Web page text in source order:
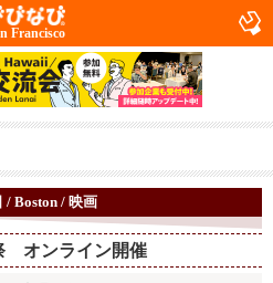
Francisco
/ Boston / 映画
オンライン開催